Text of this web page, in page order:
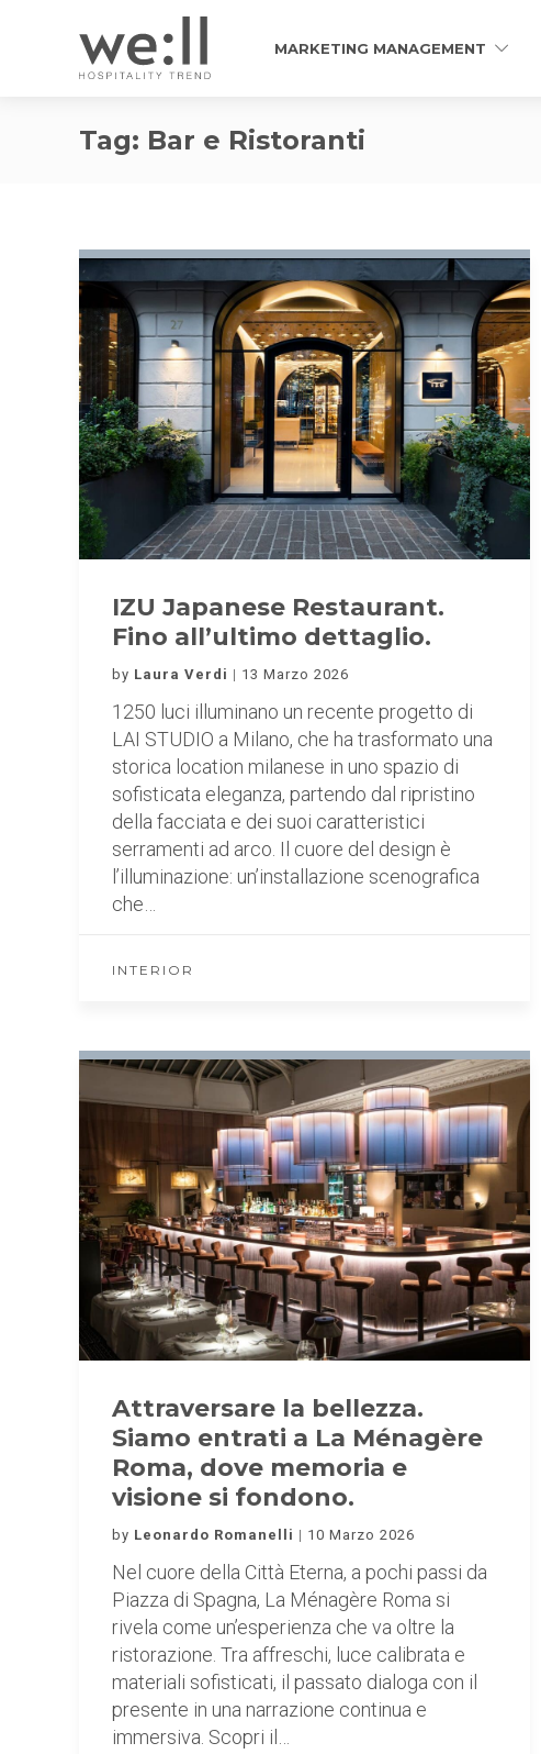
MARKETING MANAGEMENT
Tag: Bar e Ristoranti
IZU Japanese Restaurant.
Fino all’ultimo dettaglio.
by Laura Verdi 13 Marzo 2026
1250 luci illuminano un recente progetto di
LAI STUDIO a Milano, che ha trasformato una
storica location milanese in uno spazio di
sofisticata eleganza, partendo dal ripristino
della facciata e dei suoi caratteristici
serramenti ad arco. Il cuore del design è
l’illuminazione: un’installazione scenografica
che…
INTERIOR
Attraversare la bellezza.
Siamo entrati a La Ménagère
Roma, dove memoria e
visione si fondono.
by Leonardo Romanelli 10 Marzo 2026
Nel cuore della Città Eterna, a pochi passi da
Piazza di Spagna, La Ménagère Roma si
rivela come un’esperienza che va oltre la
ristorazione. Tra affreschi, luce calibrata e
materiali sofisticati, il passato dialoga con il
presente in una narrazione continua e
immersiva. Scopri il…